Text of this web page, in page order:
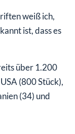
weiß ich,
ist, dass es
über 1.200
(800 Stück),
(34) und